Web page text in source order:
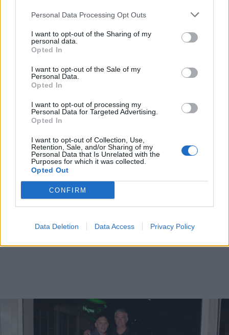
Personal Data Processing Opt Outs
I want to opt-out of the Sharing of my
personal data.
Opted In
I want to opt-out of the Sale of my
Personal Data.
Opted In
I want to opt-out of processing my
Personal Data for Targeted Advertising.
Opted In
I want to opt-out of Collection, Use,
Retention, Sale, and/or Sharing of my
Personal Data that Is Unrelated with the
Purposes for which it was collected.
Opted Out
CONFIRM
Data Deletion Data Access Privacy Policy